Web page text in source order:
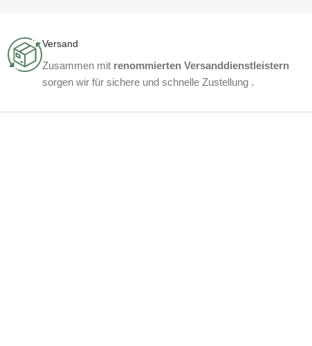
Versand
Zusammen mit renommierten Versanddienstleistern
sorgen wir für sichere und schnelle Zustellung .